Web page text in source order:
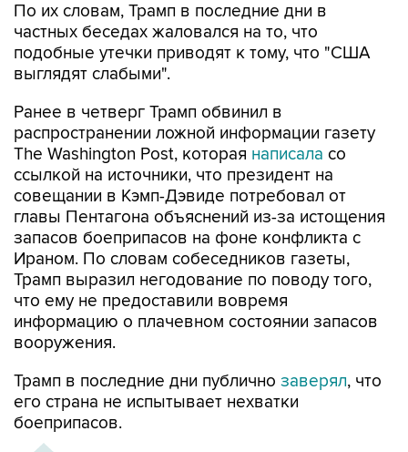
По их словам, Трамп в последние дни в
частных беседах жаловался на то, что
подобные утечки приводят к тому, что "США
выглядят слабыми".
Ранее в четверг Трамп обвинил в
распространении ложной информации газету
The Washington Post, которая написала со
ссылкой на источники, что президент на
совещании в Кэмп-Дэвиде потребовал от
главы Пентагона объяснений из-за истощения
запасов боеприпасов на фоне конфликта с
Ираном. По словам собеседников газеты,
Трамп выразил негодование по поводу того,
что ему не предоставили вовремя
информацию о плачевном состоянии запасов
вооружения.
Трамп в последние дни публично заверял, что
его страна не испытывает нехватки
боеприпасов.